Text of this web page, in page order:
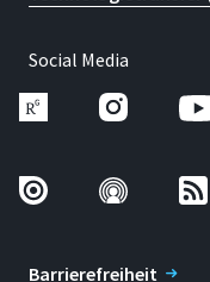
Social Media
Barrierefreiheit